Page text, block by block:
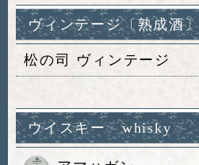
ヴィンテージ〔熟成酒〕
松の司 ヴィンテージ
ウイスキー whisky